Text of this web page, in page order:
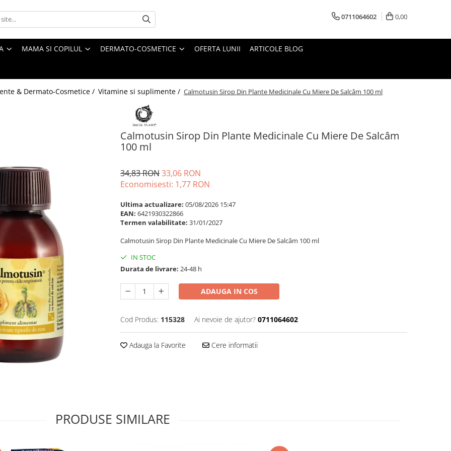
0711064602 0,00
MAMA SI COPILUL DERMATO-COSMETICE OFERTA LUNII ARTICOLE BLOG
& Dermato-Cosmetice / Vitamine si suplimente / Calmotusin Sirop Din Plante Medicinale Cu Miere De Salcâm 100 ml
Calmotusin Sirop Din Plante Medicinale Cu Miere De Salcâm
100 ml
34,83 RON33,06 RON
Economisesti: 1,77 RON
Ultima actualizare: 05/08/2026 15:47
EAN: 6421930322866
Termen valabilitate: 31/01/2027
Calmotusin Sirop Din Plante Medicinale Cu Miere De Salcâm 100 ml
IN STOC
Durata de livrare: 24-48 h
ADAUGA IN COS
Cod Produs: 115328 Ai nevoie de ajutor? 0711064602
Adauga la Favorite Cere informatii
PRODUSE SIMILARE